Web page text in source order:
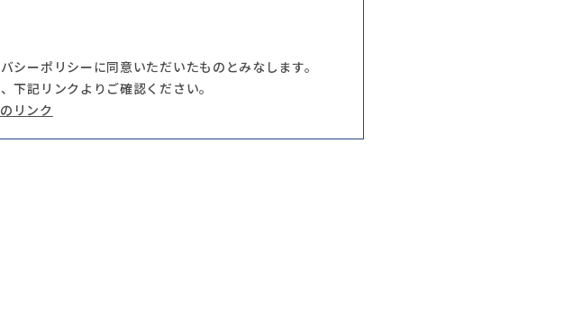
ーポリシーに同意いただいたものとみなします。
記リンクよりご確認ください。
リンク